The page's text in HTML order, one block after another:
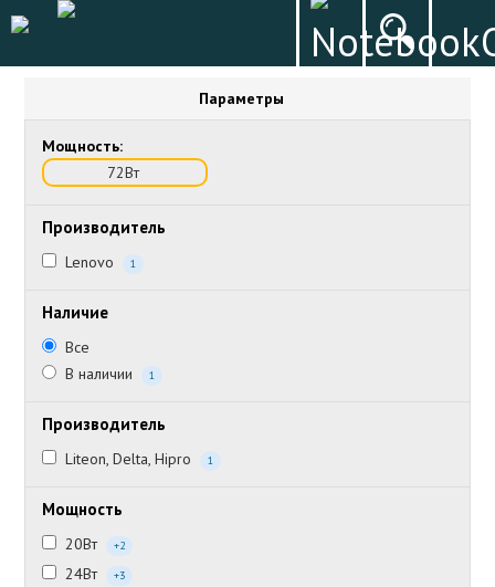
Параметры
Мощность:
72Вт
Производитель
Lenovo 1
Наличие
Все
В наличии
1
Производитель
Liteon, Delta, Hipro 1
Мощность
20Вт +2
24Вт +3